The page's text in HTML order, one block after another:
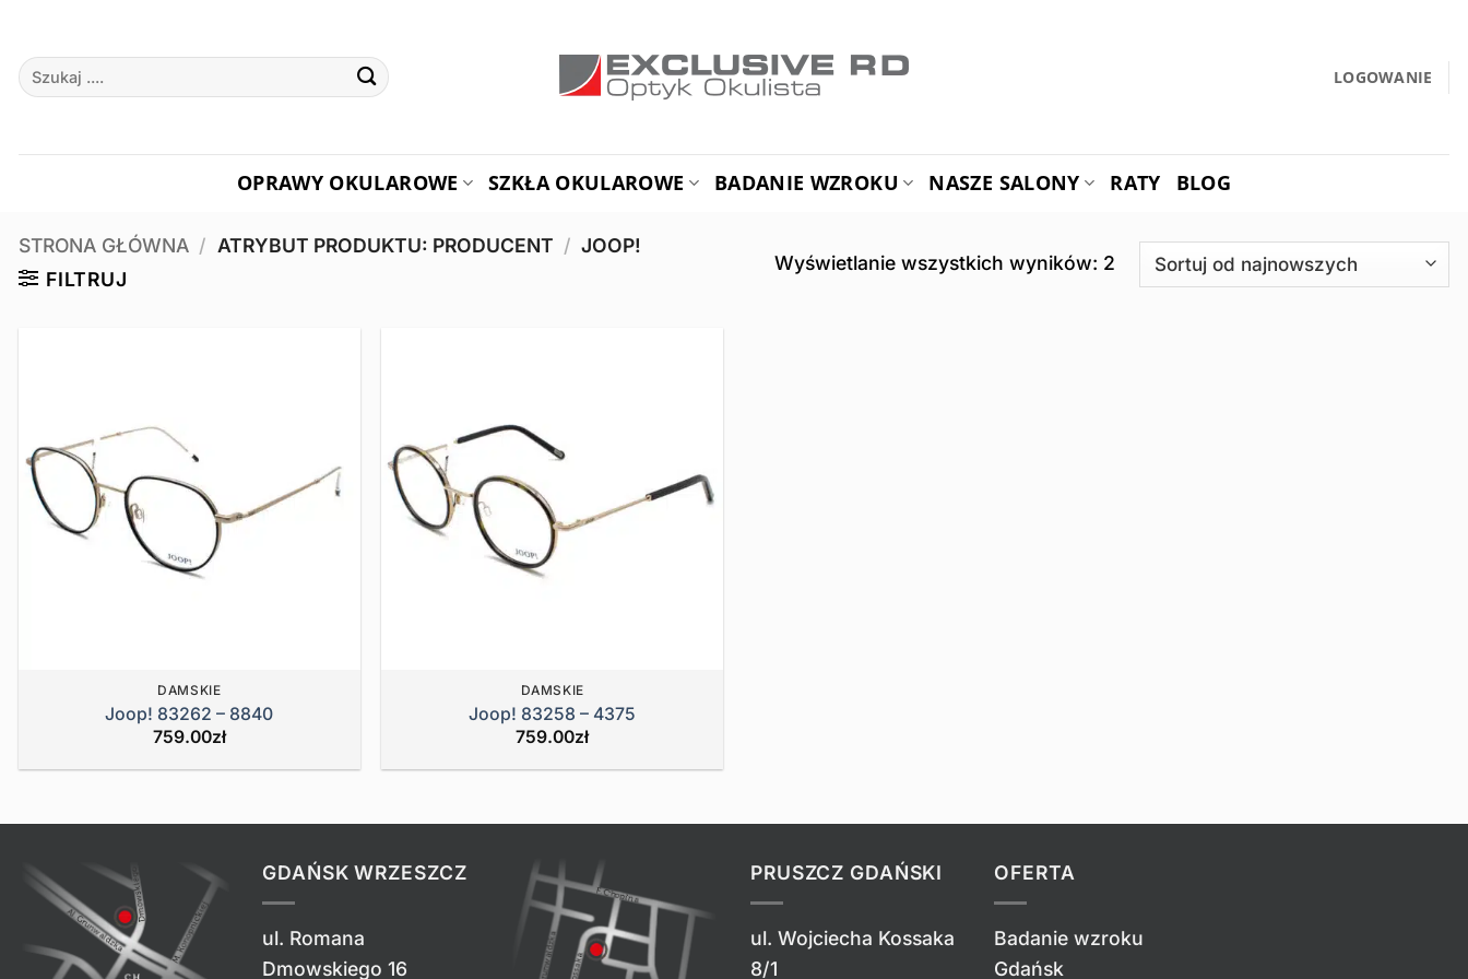
zawartości
Szukaj: LOGOWANIE
OPRAWY OKULAROWE SZKŁA OKULAROWE BADANIE WZROKU NASZE SALONY RATY BLOG
STRONA GŁÓWNA / ATRYBUT PRODUKTU: PRODUCENT / JOOP!
FILTRUJ
Wyświetlanie wszystkich wyników: 2Posortowane
według
DAMSKIE
Joop! 83262 – 8840
759.00zł
DAMSKIE
Joop! 83258 – 4375
759.00zł
GDAŃSK WRZESZCZ
ul. Romana
Dmowskiego 16
PRUSZCZ GDAŃSKI
ul. Wojciecha Kossaka
8/1
OFERTA
Badanie wzroku
Gdańsk